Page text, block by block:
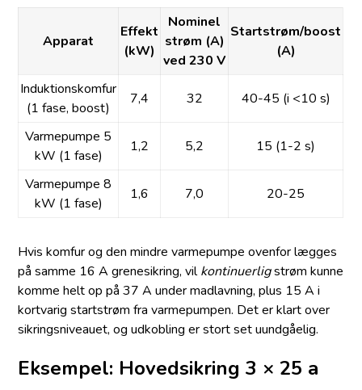
Apparat
Effekt
(kW)
Nominel
strøm (A)
ved 230 V
Startstrøm/boost
(A)
Induktionskomfur
(1 fase, boost)
7,4 32 40-45 (i <10 s)
Varmepumpe 5
kW (1 fase)
1,2 5,2 15 (1-2 s)
Varmepumpe 8
kW (1 fase)
1,6 7,0 20-25
Hvis komfur og den mindre varmepumpe ovenfor lægges
på samme 16 A grenesikring, vilkontinuerligstrøm kunne
komme helt op på 37 A under madlavning, plus 15 A i
kortvarig startstrøm fra varmepumpen. Det er klart over
sikringsniveauet, og udkobling er stort set uundgåelig.
Eksempel: Hovedsikring 3 × 25 a